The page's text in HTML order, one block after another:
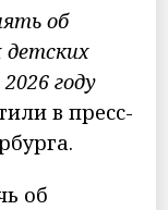
об
детских
году
в пресс-
об